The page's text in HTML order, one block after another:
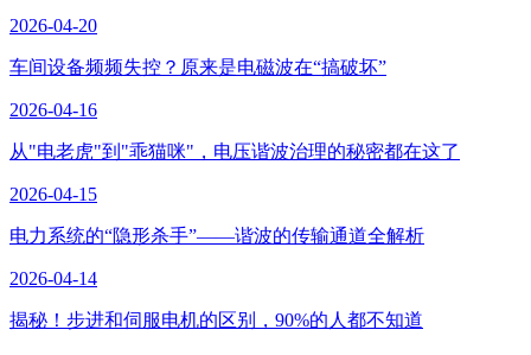
2026-04-20
车间设备频频失控？原来是电磁波在“搞破坏”
2026-04-16
从"电老虎"到"乖猫咪"，电压谐波治理的秘密都在这了
2026-04-15
电力系统的“隐形杀手”——谐波的传输通道全解析
2026-04-14
揭秘！步进和伺服电机的区别，90%的人都不知道